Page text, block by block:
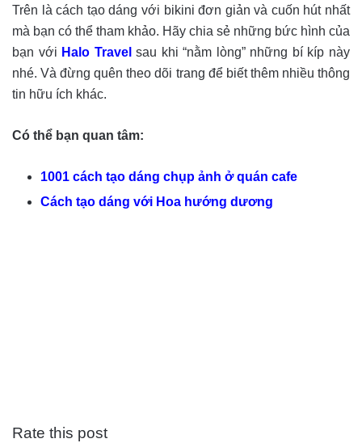
Trên là cách tạo dáng với bikini đơn giản và cuốn hút nhất
mà bạn có thể tham khảo. Hãy chia sẻ những bức hình của
bạn với Halo Travel sau khi “nằm lòng” những bí kíp này
nhé. Và đừng quên theo dõi trang để biết thêm nhiều thông
tin hữu ích khác.
Có thể bạn quan tâm:
1001 cách tạo dáng chụp ảnh ở quán cafe
Cách tạo dáng với Hoa hướng dương
Rate this post